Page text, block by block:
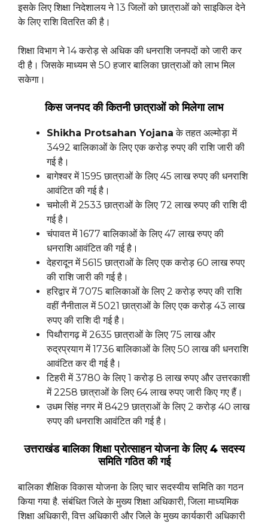
इसके लिए शिक्षा निदेशालय ने 13 जिलों को छात्राओं को साइकिल देने
के लिए राशि वितरित की है।
शिक्षा विभाग ने 14 करोड़ से अधिक की धनराशि जनपदों को जारी कर
दी है। जिसके माध्यम से 50 हजार बालिका छात्राओं को लाभ मिल
सकेगा।
किस जनपद की कितनी छात्राओं को मिलेगा लाभ
Shikha Protsahan Yojana के तहत अल्मोड़ा में
3492 बालिकाओं के लिए एक करोड़ रुपए की राशि जारी की
गई है।
बागेश्वर में 1595 छात्राओं के लिए 45 लाख रुपए की धनराशि
आवंटित की गई है।
चमोली में 2533 छात्राओं के लिए 72 लाख रुपए की राशि दी
गई है।
चंपावत में 1677 बालिकाओं के लिए 47 लाख रुपए की
धनराशि आवंटित की गई है।
देहरादून में 5615 छात्राओं के लिए एक करोड़ 60 लाख रुपए
की राशि जारी की गई है।
हरिद्वार में 7075 बालिकाओं के लिए 2 करोड़ रुपए की राशि
वहीं नैनीताल में 5021 छात्राओं के लिए एक करोड़ 43 लाख
रुपए की राशि दी गई है।
पिथौरागढ़ में 2635 छात्राओं के लिए 75 लाख और
रुद्रप्रयाग में 1736 बालिकाओं के लिए 50 लाख की धनराशि
आवंटित कर दी गई है।
टिहरी में 3780 के लिए 1 करोड़ 8 लाख रुपए और उत्तरकाशी
में 2258 छात्राओं के लिए 64 लाख रुपए जारी किए गए हैं।
उधम सिंह नगर में 8429 छात्राओं के लिए 2 करोड़ 40 लाख
रुपए की धनराशि आवंटित की गई है।
उत्तराखंड बालिका शिक्षा प्रोत्साहन योजना के लिए 4 सदस्य
समिति गठित की गई
बालिका शैक्षिक विकास योजना के लिए चार सदस्यीय समिति का गठन
किया गया है. संबंधित जिले के मुख्य शिक्षा अधिकारी, जिला माध्यमिक
शिक्षा अधिकारी, वित्त अधिकारी और जिले के मुख्य कार्यकारी अधिकारी